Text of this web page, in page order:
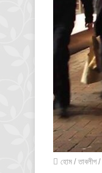
হোম / তাবলীগ /